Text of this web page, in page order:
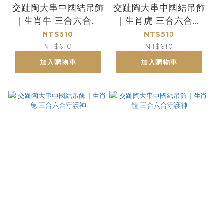
交趾陶大串中國結吊飾
｜生肖牛 三合六合守
護神
NT$510
NT$610
加入購物車
交趾陶大串中國結吊飾
｜生肖虎 三合六合守
護神
NT$510
NT$610
加入購物車